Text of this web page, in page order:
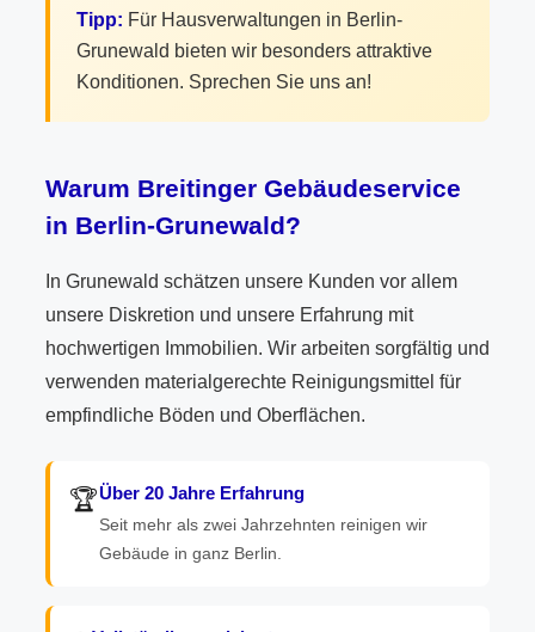
Tipp: Für Hausverwaltungen in Berlin-
Grunewald bieten wir besonders attraktive
Konditionen. Sprechen Sie uns an!
Warum Breitinger Gebäudeservice
in Berlin-Grunewald?
In Grunewald schätzen unsere Kunden vor allem
unsere Diskretion und unsere Erfahrung mit
hochwertigen Immobilien. Wir arbeiten sorgfältig und
verwenden materialgerechte Reinigungsmittel für
empfindliche Böden und Oberflächen.
🏆Über 20 Jahre Erfahrung
Seit mehr als zwei Jahrzehnten reinigen wir
Gebäude in ganz Berlin.